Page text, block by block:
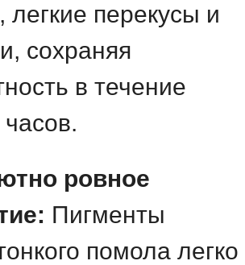
легкие перекусы и
сохраняя
в течение
ровное
Пигменты
помола легко